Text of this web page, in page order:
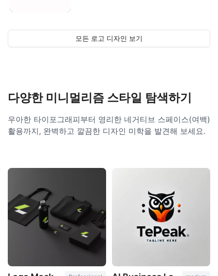
모든 로고 디자인 보기
다양한 미니멀리즘 스타일 탐색하기
우아한 타이포그래피부터 영리한 네거티브 스페이스(여백)
활용까지, 완벽하고 깔끔한 디자인 미학을 발견해 보세요.